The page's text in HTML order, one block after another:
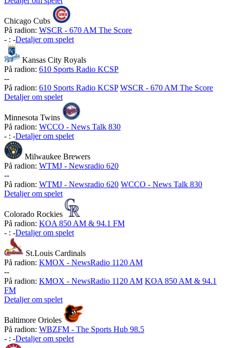
Chicago Cubs
På radion: WSCR - 670 AM The Score
- : -Detaljer om spelet
Kansas City Royals
På radion: 610 Sports Radio KCSP
--
På radion: 610 Sports Radio KCSP WSCR - 670 AM The Score
Detaljer om spelet
Minnesota Twins
På radion: WCCO - News Talk 830
- : -Detaljer om spelet
Milwaukee Brewers
På radion: WTMJ - Newsradio 620
--
På radion: WTMJ - Newsradio 620 WCCO - News Talk 830
Detaljer om spelet
Colorado Rockies
På radion: KOA 850 AM & 94.1 FM
- : -Detaljer om spelet
St.Louis Cardinals
På radion: KMOX - NewsRadio 1120 AM
--
På radion: KMOX - NewsRadio 1120 AM KOA 850 AM & 94.1
FM
Detaljer om spelet
Baltimore Orioles
På radion: WBZFM - The Sports Hub 98.5
- : -Detaljer om spelet